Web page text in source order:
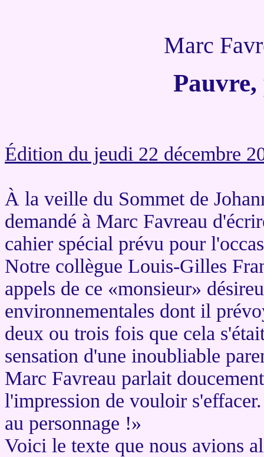
Marc
Édition du jeudi 22 décembre
À la veille du Sommet de
demandé à Marc Favreau
cahier spécial prévu pour
Notre collègue Louis-Gilles
appels de ce «monsieur»
environnementales dont il
deux ou trois fois que cela
sensation d'une inoubliable
Marc Favreau parlait
l'impression de vouloir
au personnage !»
Voici le texte que nous avions